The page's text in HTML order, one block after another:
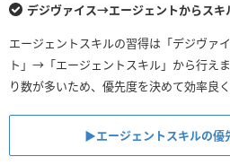
デジヴァイス→エージェントからスキ
エージェントスキルの習得は「デジヴ
ト」→「エージェントスキル」から行え
り数が多いため、優先度を決めて効率良
▶︎エージェントスキルの優